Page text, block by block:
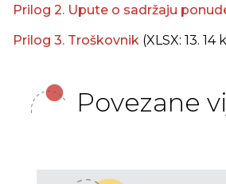
Prilog 2. Upute o sadržaju
Prilog 3. Troškovnik (XLSX: 13. 14
Povezane